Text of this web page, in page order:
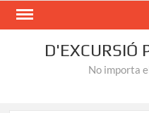
Skip
D'EXCURSIÓ
No importa